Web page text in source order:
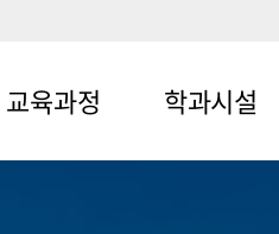
교육과정 학과시설